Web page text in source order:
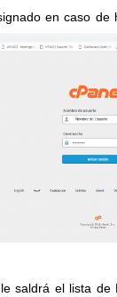
en caso de
saldrá el lista de